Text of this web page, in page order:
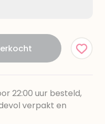
22:00 uur besteld,
verpakt en